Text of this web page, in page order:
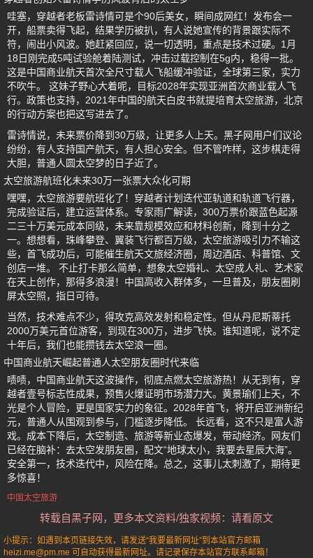
哇塞，穿越者老板雷诗情可是个90后美女，瞬间成网红！发布会一
开，船票卖得飞起，结果学历被扒，有人说她宣传的背景跟实际不
符，闹出小风波。她赶紧回应，说一切透明，重点是技术过硬。1月
18日刚完成5吨试验舱着陆测试，冲击过载控制在5g内，稳得一批。
这是中国商业航天首次全尺寸载人飞船缓冲验证，全球第三家，实力
不吹牛。 这妹子野心大着呢，目标2028年实现亚洲首次商业载人飞
行。政策也支持，2021年中国的航天白皮书就提培育太空旅游，北京
的行动方案也把这写进去了。
雷诗情说，未来票价降到30万级，让更多人上天。黑子网用户们议论
纷纷，有人支持国产航天，有人担心安全。但不管咋样，这步棋走得
大胆，普通人圆太空梦的日子近了。
太空旅游航班化未来30万一张票大众化可期
嘿嘿，太空旅游要航班化了！穿越者计划迭代亚轨道和轨道飞行器，
完成验证后，建立运营体系。专家雨广解读，300万票价跟蓝色起源
二三十万美元成本同级，未来靠规模效应和材料创新，降到十分之
一。想想看，珠峰攀登、翼装飞行都百万级，太空旅游吸引力不输这
些，首飞成功后，可能催生航天文旅经济圈，周边酒店、科普馆、文
创店一堆。 不止打卡那么简单，想象太空婚礼、太空成人礼、艺术家
在天上创作，那得多浪漫！中国高收入群体多，一旦普及，朋友圈刷
屏太空照，指日可待。
当然，技术难点不少，得攻克高效发射和稳定性。但从丹尼斯蒂托
2000万美元首位游客，到现在300万，进步飞快。谁知道呢，说不定
十年后，我们也能攒钱去太空浪一圈。
中国商业航天崛起普通人太空朋友圈时代来临
啧啧，中国商业航天这波操作，彻底点燃太空旅游热！从无到有，穿
越者壹号标志性成果，预售火爆证明市场潜力大。黄景瑜们上天，不
光是个人冒险，更是国家实力的象征。2028年首飞，将开启亚洲新纪
元，普通人从围观到参与，门槛逐步降低。 长远看，这不只是富人游
戏。成本下降后，太空制造、旅游等新业态爆发，带动经济。网友们
已经在脑补：去太空发朋友圈，配文“地球太小，我要去星辰大海”。
安全第一，技术迭代中，风险在降。总之，这事儿太刺激了，期待更
多惊喜！
中国太空旅游
转载自黑子网，更多本文资料/独家视频：请看原文
小提示：如遇到本页链接失效，请发送“我要最新网址”到本站官方邮箱
heizi.me@pm.me 可自动获得最新网址。请记录保存本站官方联系邮箱！